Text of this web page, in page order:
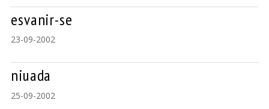
esvanir-se
23-09-2002
niuada
25-09-2002